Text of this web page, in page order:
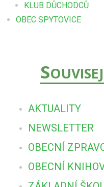
KLUB DŮCHODCŮ
OBEC SPYTOVICE
S
AKTUALITY
NEWSLETTER
OBECNÍ
OBECNÍ